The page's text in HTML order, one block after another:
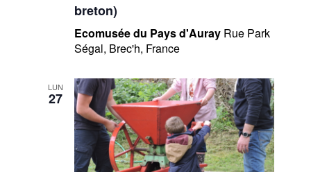
breton)
Ecomusée du Pays d'Auray Rue Park
Ségal, Brec'h, France
LUN
27